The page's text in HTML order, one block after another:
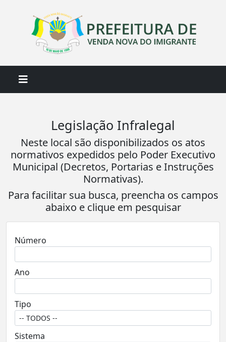
Legislação Infralegal
Neste local são disponibilizados os atos
normativos expedidos pelo Poder Executivo
Municipal (Decretos, Portarias e Instruções
Normativas).
Para facilitar sua busca, preencha os campos
abaixo e clique em pesquisar
Número
Ano
Tipo
Sistema